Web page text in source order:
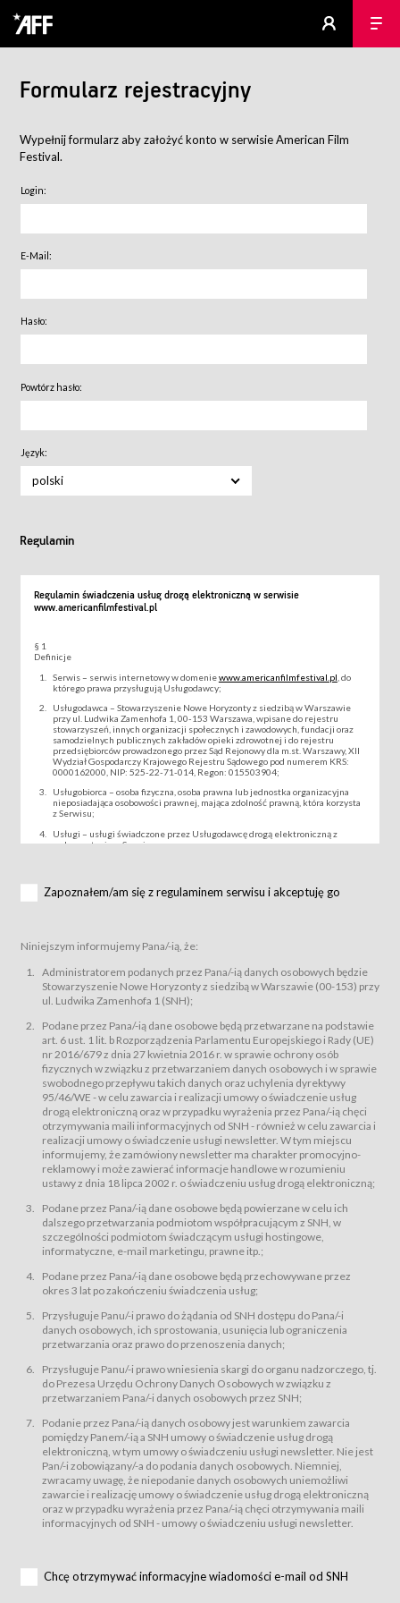
Formularz rejestracyjny
Wypełnij formularz aby założyć konto w serwisie American Film
Festival.
Login:
E-Mail:
Hasło:
Powtórz hasło:
Język:
polski
Regulamin
Regulamin świadczenia usług drogą elektroniczną w serwisie
www.americanfilmfestival.pl
§ 1
Definicje
Serwis – serwis internetowy w domeniewww.americanfilmfestival.pl , do
którego prawa przysługują Usługodawcy;
Usługodawca – Stowarzyszenie Nowe Horyzonty z siedzibą w Warszawie
przy ul. Ludwika Zamenhofa 1, 00-153 Warszawa, wpisane do rejestru
stowarzyszeń, innych organizacji społecznych i zawodowych, fundacji oraz
samodzielnych publicznych zakładów opieki zdrowotnej i do rejestru
przedsiębiorców prowadzonego przez Sąd Rejonowy dla m.st. Warszawy, XII
Wydział Gospodarczy Krajowego Rejestru Sądowego pod numerem KRS:
0000162000, NIP: 525-22-71-014, Regon: 015503904;
Usługobiorca – osoba fizyczna, osoba prawna lub jednostka organizacyjna
nieposiadająca osobowości prawnej, mająca zdolność prawną, która korzysta
z Serwisu;
Usługi – usługi świadczone przez Usługodawcę drogą elektroniczną z
wykorzystaniem Serwisu;
za pośrednictwem Serwisu;
podmiotom z branży mediów i filmowej (Akredytacje);
Bilety – wybrane dokumenty potwierdzające zawarcie umowy z
Usługodawcą i uprawniające do wzięcia udziału w Wydarzeniu,
przewidziane przez Usługodawcę dla danego Wydarzenia, tj. uprawniające
do uczestnictwa w wielu albo w pojedynczych seansach filmowych,
Sklep – sklep internetowy prowadzony przez Usługodawcę w Serwisie;
Regulamin – niniejszy regulamin.
§ 2
Postanowienia ogólne
Regulamin określa zasady:
świadczenia Usługobiorcom Usług przez Usługodawcę, z
zastrzeżeniem usług, o których mowa w ust. 2 pkt. 4 i 5 poniżej, których
zasady świadczenia precyzują odrębne regulaminy,
przetwarzania przez Usługodawcę danych osobowych Usługobiorców
będących osobami fizycznymi.
świadczy Usługi drogą elektroniczną w rozumieniu ustawy z dnia 18 lipca
2002 r. o świadczeniu usług drogą elektroniczną (Dz.U. z 2002 r., Nr 144, poz.
1204, z późń. zm.). Usługi świadczone są nieodpłatnie.
usługę przeglądania i odczytywania przez Usługobiorców materiałów
zamieszczanych w Serwisie,
usługę utrzymywania konta użytkownika w Serwisie,
usługę newsletter,
usługę zawierania na odległość umów nabycia Karnetów i Biletów,
usługę zawierania na odległość umów sprzedaży w Sklepie.
dnia 18 lipca 2002 r. o świadczeniu usług drogą elektroniczną (Dz.U. z 2002
r., Nr 144, poz. 1204, z późń. zm.). Usługi świadczone są nieodpłatnie.
Na zasadach określonych w Regulaminie dostęp do Serwisu jest otwarty dla
Usługobiorca przed rozpoczęciem korzystania z Serwisu jest zobowiązany
zapoznać się z Regulaminem. Założenie konta w Serwisie oraz zamówienie
usługi newsletter za pośrednictwem przeznaczonego do tego formularza
zamieszczonego na stronach Serwisu dostępnych dla wszystkich
Usługobiorców wymaga akceptacji postanowień Regulaminu.
Usługobiorca zobowiązany jest do przestrzegania postanowień Regulaminu
od chwili rozpoczęcia korzystania z Serwisu.
Regulamin jest udostępniony Usługobiorcom nieodpłatnie za
Warunki techniczne korzystania z Usług
Zapoznałem/am się z regulaminem serwisu i akceptuję go
Niniejszym informujemy Pana/-ią, że:
Administratorem podanych przez Pana/-ią danych osobowych będzie
Stowarzyszenie Nowe Horyzonty z siedzibą w Warszawie (00-153) przy
ul. Ludwika Zamenhofa 1 (SNH);
Podane przez Pana/-ią dane osobowe będą przetwarzane na podstawie
art. 6 ust. 1 lit. b Rozporządzenia Parlamentu Europejskiego i Rady (UE)
nr 2016/679 z dnia 27 kwietnia 2016 r. w sprawie ochrony osób
fizycznych w związku z przetwarzaniem danych osobowych i w sprawie
swobodnego przepływu takich danych oraz uchylenia dyrektywy
95/46/WE - w celu zawarcia i realizacji umowy o świadczenie usług
drogą elektroniczną oraz w przypadku wyrażenia przez Pana/-ią chęci
otrzymywania maili informacyjnych od SNH - również w celu zawarcia i
realizacji umowy o świadczenie usługi newsletter. W tym miejscu
informujemy, że zamówiony newsletter ma charakter promocyjno-
reklamowy i może zawierać informacje handlowe w rozumieniu
ustawy z dnia 18 lipca 2002 r. o świadczeniu usług drogą elektroniczną;
Podane przez Pana/-ią dane osobowe będą powierzane w celu ich
dalszego przetwarzania podmiotom współpracującym z SNH, w
szczególności podmiotom świadczącym usługi hostingowe,
informatyczne, e-mail marketingu, prawne itp.;
Podane przez Pana/-ią dane osobowe będą przechowywane przez
okres 3 lat po zakończeniu świadczenia usług;
Przysługuje Panu/-i prawo do żądania od SNH dostępu do Pana/-i
danych osobowych, ich sprostowania, usunięcia lub ograniczenia
przetwarzania oraz prawo do przenoszenia danych;
Przysługuje Panu/-i prawo wniesienia skargi do organu nadzorczego, tj.
do Prezesa Urzędu Ochrony Danych Osobowych w związku z
przetwarzaniem Pana/-i danych osobowych przez SNH;
Podanie przez Pana/-ią danych osobowy jest warunkiem zawarcia
pomiędzy Panem/-ią a SNH umowy o świadczenie usług drogą
elektroniczną, w tym umowy o świadczeniu usługi newsletter. Nie jest
Pan/-i zobowiązany/-a do podania danych osobowych. Niemniej,
zwracamy uwagę, że niepodanie danych osobowych uniemożliwi
zawarcie i realizację umowy o świadczenie usług drogą elektroniczną
oraz w przypadku wyrażenia przez Pana/-ią chęci otrzymywania maili
informacyjnych od SNH - umowy o świadczeniu usługi newsletter.
Chcę otrzymywać informacyjne wiadomości e-mail od SNH